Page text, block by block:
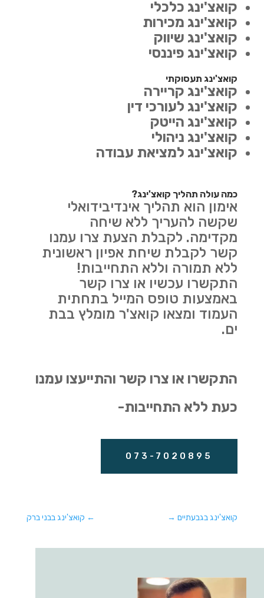
קואצ'ינג כלכלי
קואצ'ינג מכירות
קואצ'ינג שיווק
קואצ'ינג פיננסי
קואצ'ינג תעסוקתי
קואצ'ינג קריירה
קואצ'ינג לעורכי דין
קואצ'ינג הייטק
קואצ'ינג ניהולי
קואצ'ינג למציאת עבודה
כמה עולה תהליך קואצ'ינג?
אימון הוא תהליך אינדיבידואלי
שקשה להעריך ללא שיחה
מקדימה. לקבלת הצעת צרו עמנו
קשר לקבלת שיחת אפיון ראשונית
ללא תמורה וללא התחייבות!
התקשרו עכשיו או צרו קשר
באמצעות טופס המייל בתחתית
העמוד ומצאו קואצ'ר מומלץ בבת
ים.
התקשרו או צרו קשר והתייעצו עמנו
כעת ללא התחייבות-
073-7020895
← קואצ'ינג בבני ברק קואצ'ינג בגבעתיים→